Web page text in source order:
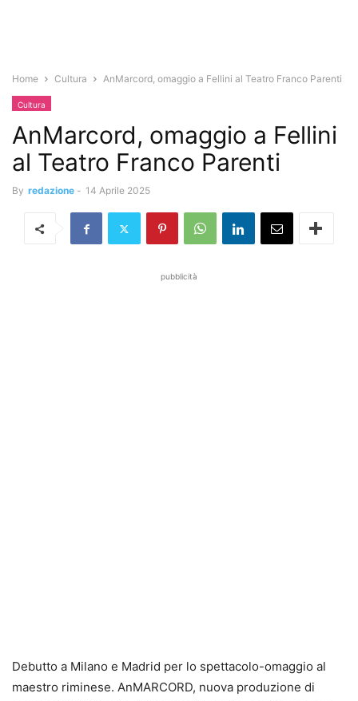
Home Cultura AnMarcord, omaggio a Fellini al Teatro Franco Parenti
Cultura
AnMarcord, omaggio a Fellini
al Teatro Franco Parenti
By redazione - 14 Aprile 2025
pubblicità
Debutto a Milano e Madrid per lo spettacolo-omaggio al
maestro riminese. AnMARCORD, nuova produzione di